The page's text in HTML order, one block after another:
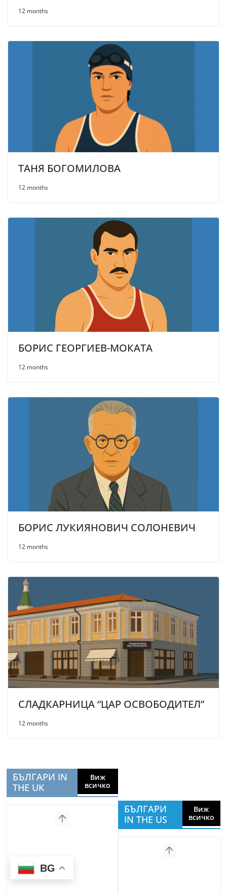
12 months
ТАНЯ БОГОМИЛОВА
12 months
БОРИС ГЕОРГИЕВ-МОКАТА
12 months
БОРИС ЛУКИЯНОВИЧ СОЛОНЕВИЧ
12 months
СЛАДКАРНИЦА “ЦАР ОСВОБОДИТЕЛ”
12 months
БЪЛГАРИ IN
THE UK
Виж
всичко
БЪЛГАРИ
IN THE US
Виж
всичко
BG